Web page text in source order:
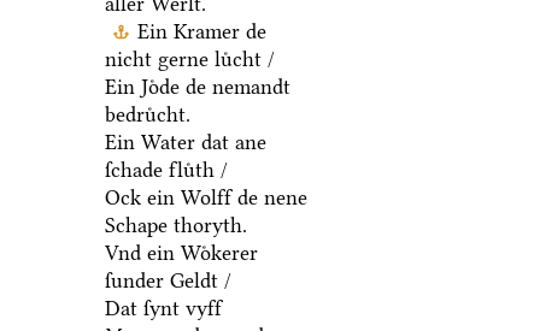
Ein Kramer de
nicht gerne luͤcht /
Ein Joͤde de nemandt
bedruͤcht.
Ein Water dat ane
ſchade fluͤth /
Ock ein Wolff de nene
Schape thoryth.
Vnd ein Woͤkerer
ſunder Geldt /
Dat ſynt vyff